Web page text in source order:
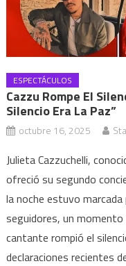
ESPECTÁCULOS
Cazzu Rompe El
Silencio Era La Paz”
octubre 16, 2025
Julieta Cazzuchelli,
ofreció su segundo
la noche estuvo
seguidores, un
cantante rompió el
declaraciones recientes